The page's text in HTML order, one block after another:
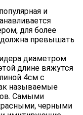
и
для более
должна превышать
диаметром
длине вяжутся
4см с
называемые
Самыми
черными